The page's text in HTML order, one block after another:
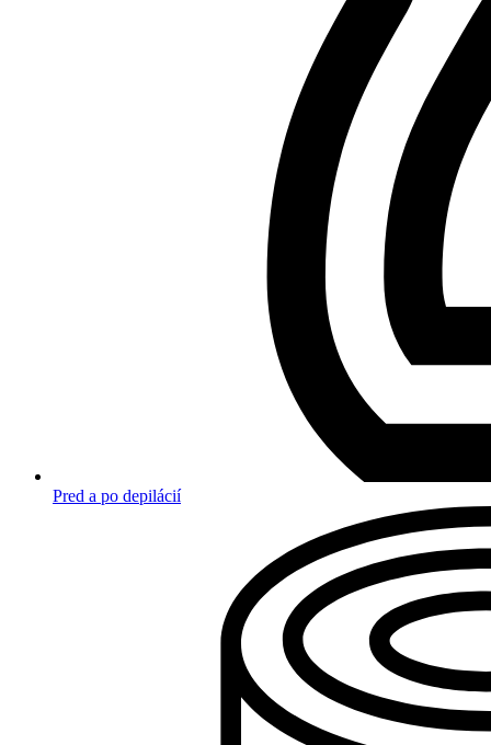
Pred a po depilácií